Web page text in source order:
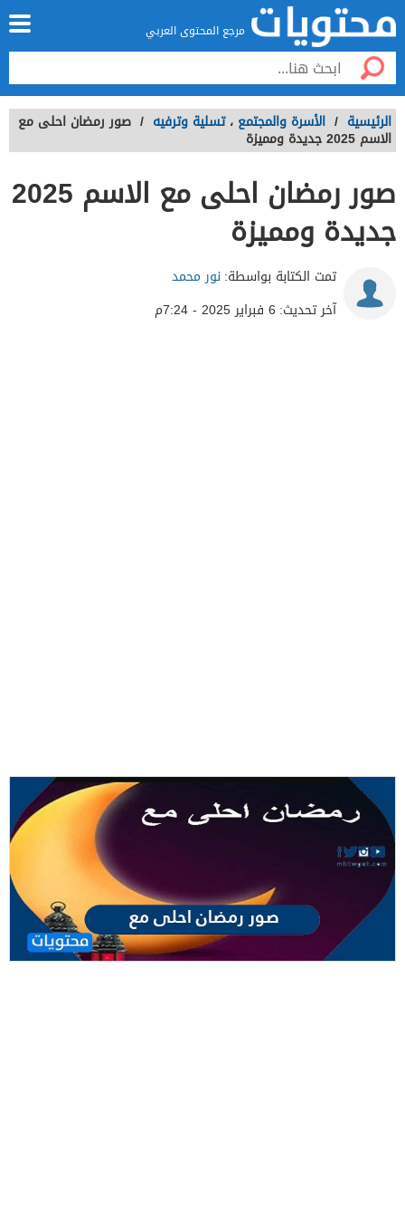
مرجع المحتوى العربي
الرئيسية / الأسرة والمجتمع ، تسلية وترفيه / صور رمضان احلى مع
الاسم 2025 جديدة ومميزة
صور رمضان احلى مع الاسم 2025
جديدة ومميزة
تمت الكتابة بواسطة: نور محمد
آخر تحديث: 6 فبراير 2025 - 7:24م